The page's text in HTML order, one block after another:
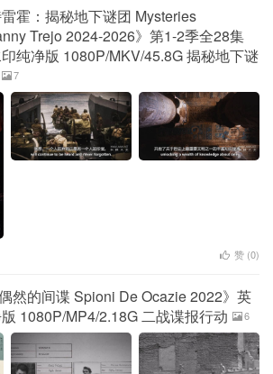
霍：揭秘地下谜团 Mysteries
Trejo 2024-2026》第1-2季全28集
纯净版 1080P/MKV/45.8G 揭秘地下谜
7
赞 (0)
然的间谍 Spioni De Ocazie 2022》英
1080P/MP4/2.18G 二战谍报行动
6